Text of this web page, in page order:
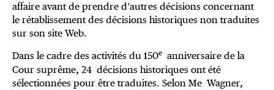
affaire avant de prendre d’autres décisions concernant
le rétablissement des décisions historiques non traduites
sur son site Web.
Dans le cadre des activités du 150e anniversaire de la
Cour suprême, 24 décisions historiques ont été
sélectionnées pour être traduites. Selon Me Wagner,